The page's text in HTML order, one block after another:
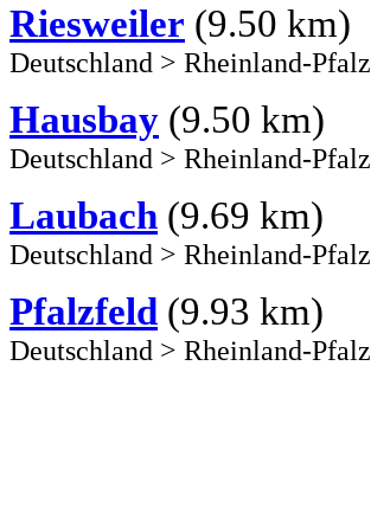
Riesweiler (9.50 km)
Deutschland > Rheinland-Pfalz
Hausbay (9.50 km)
Deutschland > Rheinland-Pfalz
Laubach (9.69 km)
Deutschland > Rheinland-Pfalz
Pfalzfeld (9.93 km)
Deutschland > Rheinland-Pfalz